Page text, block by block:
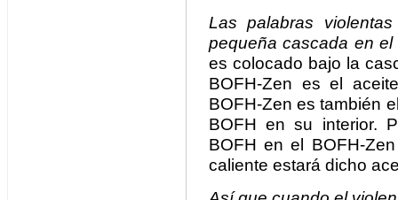
Las palabras
pequeña cascada en el
es colocado bajo la
BOFH-Zen es el
BOFH-Zen es también
BOFH en su interior.
BOFH en el BOFH-
caliente estará dicho